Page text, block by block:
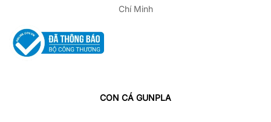
Chí Minh
CON CÁ GUNPLA